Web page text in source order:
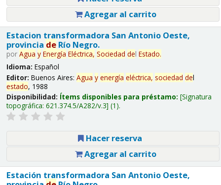
Agregar al carrito
Estacion transformadora San Antonio Oeste,
provincia deRío Negro.
por Agua y Energía Eléctrica, Sociedad del Estado.
Idioma: Español
Editor: Buenos Aires: Agua y energía eléctrica, sociedad del
estado, 1988
Disponibilidad: Ítems disponibles para préstamo: Signatura
topográfica: 621.374.5/A282/v.3 (1).
Hacer reserva
Agregar al carrito
Estación transformadora San Antonio Oeste,